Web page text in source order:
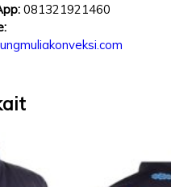
081321921460